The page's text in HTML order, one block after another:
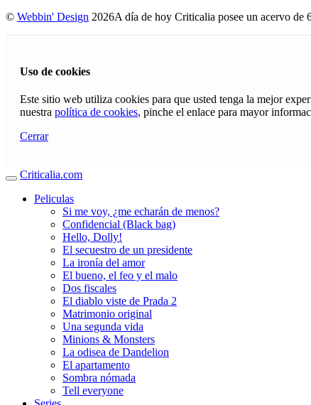
© Webbin' Design 2026A día de hoy Criticalia posee un acervo de
Uso de cookies
Este sitio web utiliza cookies para que usted tenga la mejor
nuestra política de cookies, pinche el enlace para mayor
Cerrar
Criticalia.com
Peliculas
Si me voy, ¿me echarán de menos?
Confidencial (Black bag)
Hello, Dolly!
El secuestro de un presidente
La ironía del amor
El bueno, el feo y el malo
Dos fiscales
El diablo viste de Prada 2
Matrimonio original
Una segunda vida
Minions & Monsters
La odisea de Dandelion
El apartamento
Sombra nómada
Tell everyone